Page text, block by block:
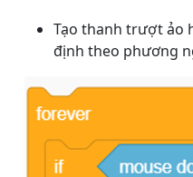
Tạo thanh trượt ảo
định theo phương